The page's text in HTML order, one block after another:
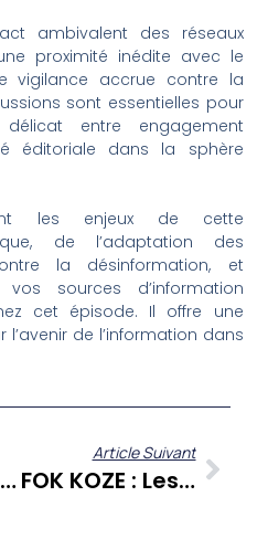
ambivalent des réseaux
proximité inédite avec le
vigilance accrue contre la
sont essentielles pour
délicat entre engagement
éditoriale dans la sphère
les enjeux de cette
de l’adaptation des
la désinformation, et
sources d’information
cet épisode. Il offre une
de l’information dans
La Révolution Digitale Secoue Nos Médias Locaux : Enjeux Et Stratégies Antillaises
Article Suivant
FOK KOZE : Les Réseaux Sociaux, Pilier De Lien Ou Poison Quotidien Pour La Caraïbe ?